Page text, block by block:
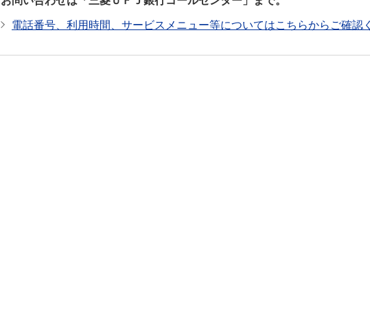
電話番号、利用時間、サービスメニュー等についてはこちらからご確認